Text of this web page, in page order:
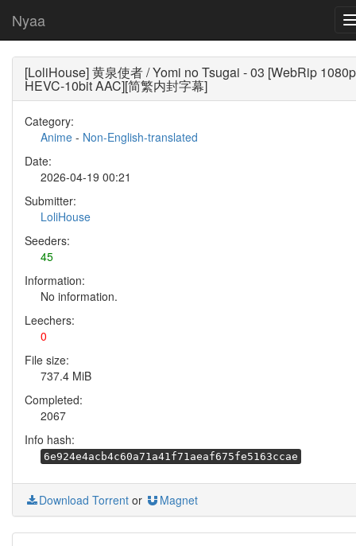
Nyaa
[LoliHouse] 黄泉使者 / Yomi no Tsugai - 03 [WebRip 1080p
HEVC-10bit AAC][简繁内封字幕]
Category:
Anime - Non-English-translated
Date:
2026-04-19 00:21
Submitter:
LoliHouse
Seeders:
45
Information:
No information.
Leechers:
0
File size:
737.4 MiB
Completed:
2067
Info hash:
6e924e4acb4c60a71a41f71aeaf675fe5163ccae
Download Torrent or Magnet